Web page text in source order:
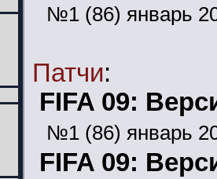
№1 (86) январь
Патчи:
FIFA 09:
№1 (86) январь
FIFA 09: